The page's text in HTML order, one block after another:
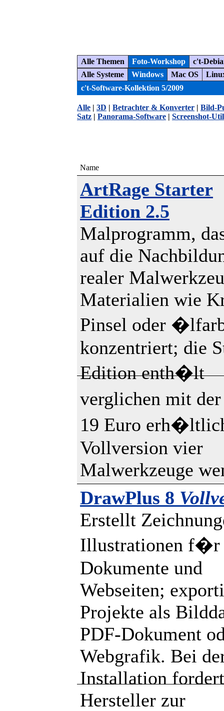
Alle Themen Foto-Workshop
c't-
Alle Systeme
Windows Mac OS
c't-Software-Kollektion 5/2009
Alle | 3D | Betrachter & Konverter | Bild-
Satz | Panorama-Software | Screenshot-
Name
ArtRage Starter
Edition 2.5
Malprogramm,
auf die
realer
Materialien wie
Pinsel oder
konzentriert; die
Edition enth�lt
verglichen mit
19 Euro
Vollversion vier
Malwerkzeuge
DrawPlus 8
Erstellt
Illustrationen f�r
Dokumente und
Webseiten;
Projekte als
PDF-Dokument
Webgrafik. Bei
Installation
Hersteller zur